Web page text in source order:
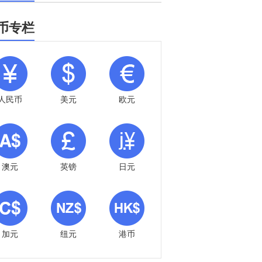
专栏
民币 美元 欧元
澳元 英镑 日元
加元 纽元 港币